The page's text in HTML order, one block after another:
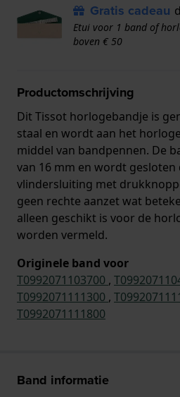
Gratis cadeau
Etui voor 1 band of
boven € 50
Productomschrijving
Dit Tissot horlogebandje is
staal en wordt aan het
middel van bandpennen. De
van 16 mm en wordt
vlindersluiting met
geen rechte aanzet wat
alleen geschikt is voor de
worden vermeld.
Originele band voor
T0992071103700 ,
T0992071111300 ,
T0992071111800
Band informatie